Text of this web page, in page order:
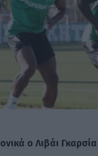
ο Λιβάι Γκαρσία